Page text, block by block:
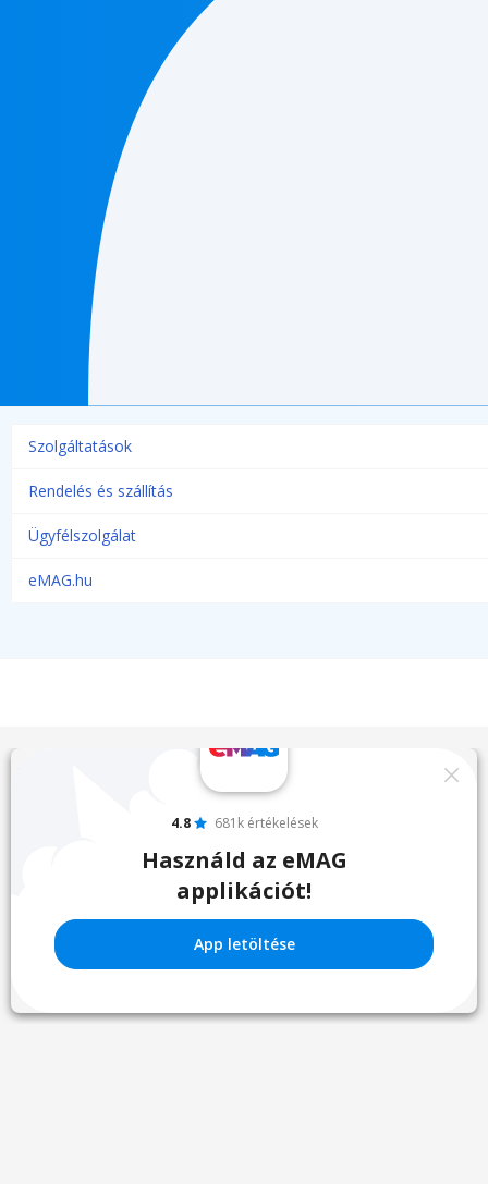
Szolgáltatások
Rendelés és szállítás
Ügyfélszolgálat
eMAG.hu
4.8 681k értékelések
Használd az eMAG
applikációt!
App letöltése